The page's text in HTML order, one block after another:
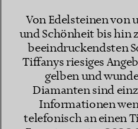
Von Edelsteinen von
und Schönheit bis hin
beeindruckendsten
Tiffanys riesiges
gelben und
Diamanten sind
Informationen
telefonisch an einen